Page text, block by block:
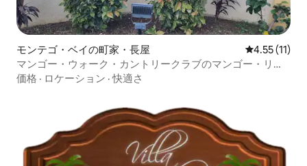
モンテゴ・ベイの町家・長屋 レビュー11
4.55 (11)
マンゴー・ウォーク・カントリークラブのマンゴー・リト
リート
価格 · ロケーション ·快適さ